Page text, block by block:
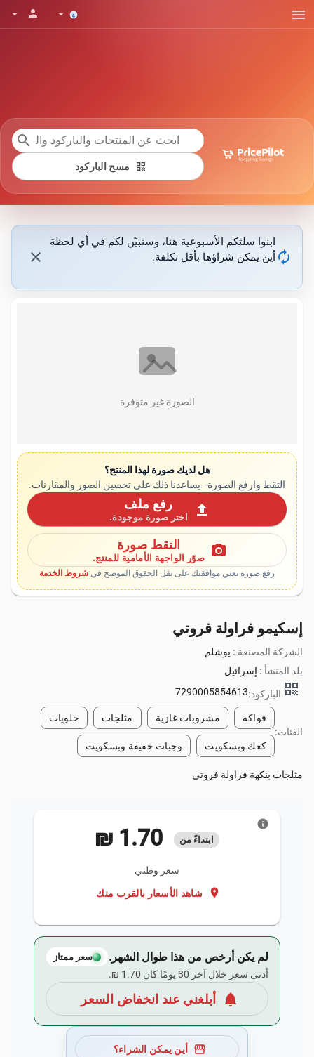
menu
arrow_drop_down
person
arrow_drop_down
search
qr_code مسح الباركود
autorenew
ابنوا سلتكم الأسبوعية هنا، وسنبيّن لكم في أي لحظة
أين يمكن شراؤها بأقل تكلفة.
close
الصورة غير متوفرة
هل لديك صورة لهذا المنتج؟
التقط وارفع الصورة - يساعدنا ذلك على تحسين الصور والمقارنات.
upload رفع ملف
اختر صورة موجودة.
photo_camera التقط صورة
صوّر الواجهة الأمامية للمنتج.
رفع صورة يعني موافقتك على نقل الحقوق الموضح في شروط الخدمة
إسكيمو فراولة فروتي
الشركة المصنعة : يوشلم
بلد المنشأ : إسرائيل
qr_code الباركود:7290005854613
الفئات:
فواكه مشروبات غازية مثلجات حلويات
كعك وبسكويت وجبات خفيفة وبسكويت
مثلجات بنكهة فراولة فروتي
ابتداءً من
سعر وطني
location_on شاهد الأسعار بالقرب منك
info
لم يكن أرخص من هذا طوال الشهر. سعر ممتاز
أدنى سعر خلال آخر 30 يومًا كان ‏1.70 ₪.
notifications أبلغني عند انخفاض السعر
storefront أين يمكن الشراء؟